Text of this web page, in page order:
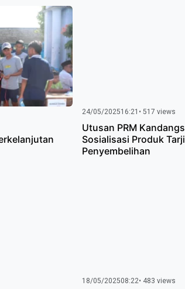
24/05/202516:21 • 517 views
Utusan PRM
Sosialisasi Produk
Penyembelihan
18/05/202508:22• 483 views